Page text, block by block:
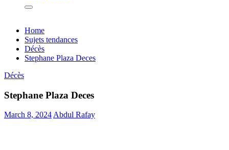
Home
Sujets tendances
Décès
Stephane Plaza Deces
Décès
Stephane Plaza Deces
March 8, 2024Abdul Rafay